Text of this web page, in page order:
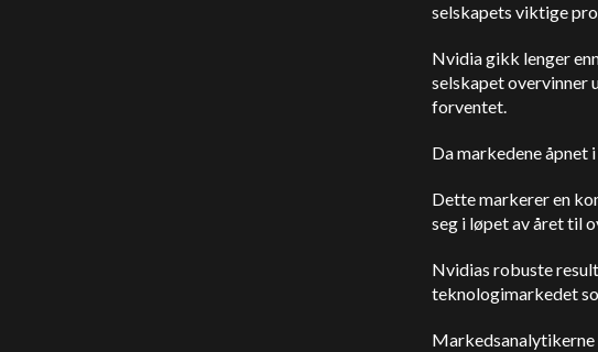
selskapets viktige
Nvidia gikk lenger
selskapet overvinner
forventet.
Da markedene åpnet
Dette markerer en
seg i løpet av året til
Nvidias robuste
teknologimarkedet